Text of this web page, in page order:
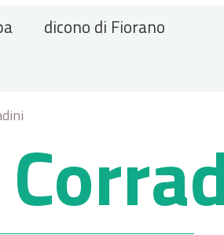
dicono di Fiorano